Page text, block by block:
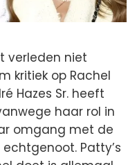
verleden niet
kritiek op Rachel
Hazes Sr. heeft
haar rol in
omgang met de
Patty’s